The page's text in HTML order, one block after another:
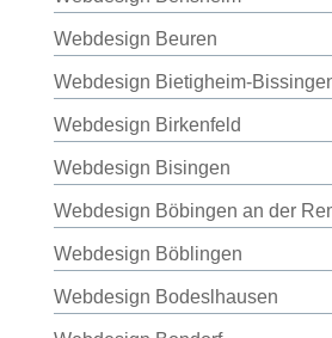
Webdesign Beuren
Webdesign Bietigheim-
Webdesign Birkenfeld
Webdesign Bisingen
Webdesign Böbingen an der
Webdesign Böblingen
Webdesign Bodeslhausen